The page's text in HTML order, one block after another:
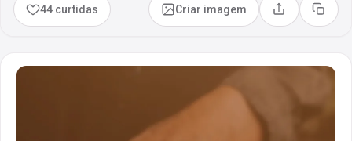
44 curtidas Criar imagem Compartilhar
Copiar